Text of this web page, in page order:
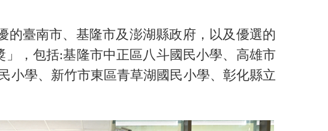
臺南市、基隆市及澎湖縣政府，以及優選的
，包括:基隆市中正區八斗國民小學、高雄市
小學、新竹市東區青草湖國民小學、彰化縣立